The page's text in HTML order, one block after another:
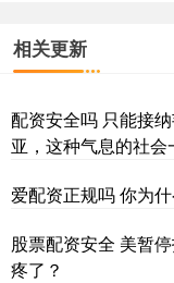
相关更新
配资安全吗 只能接
亚，这种气息的社
爱配资正规吗 你为
股票配资安全 美暂
疼了？